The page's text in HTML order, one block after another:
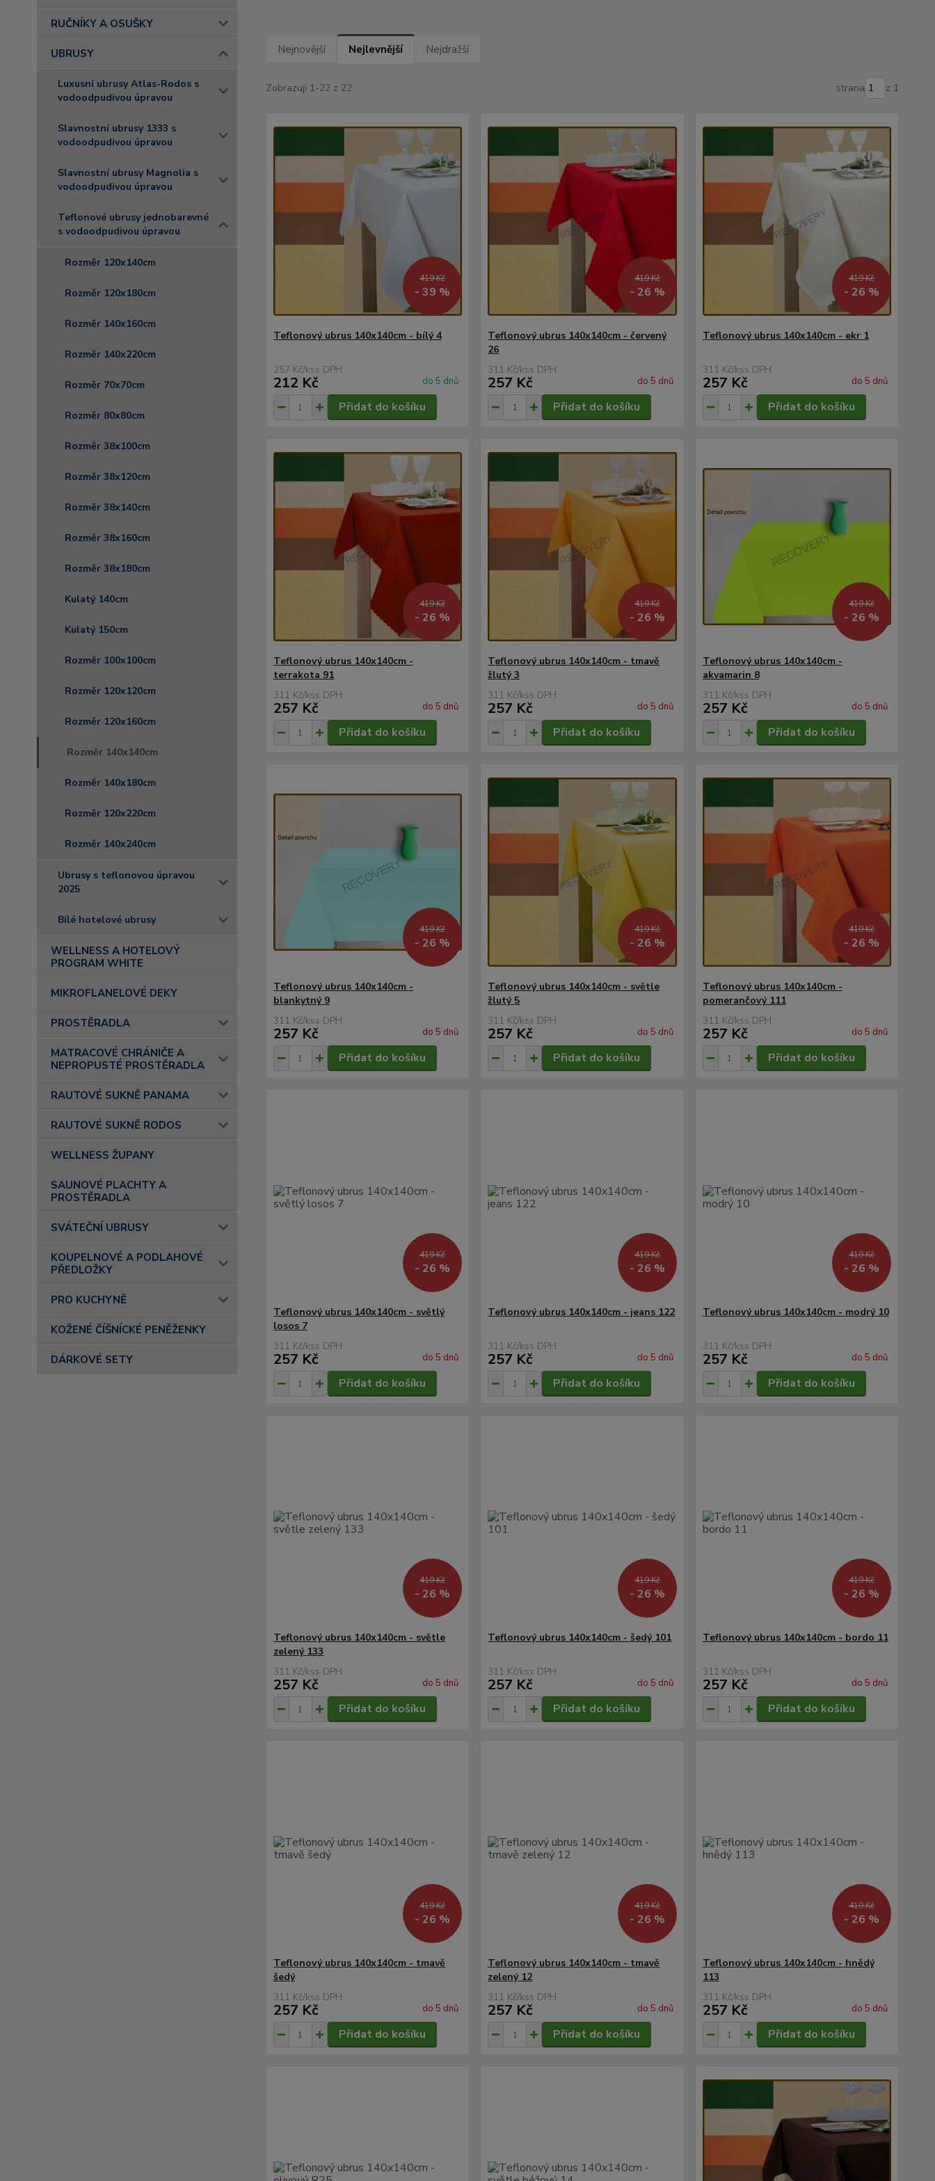
RUČNÍKY A OSUŠKY
UBRUSY
Luxusní ubrusy Atlas-Rodos s
vodoodpudivou úpravou
Slavnostní ubrusy 1333 s
vodoodpudivou úpravou
Slavnostní ubrusy Magnolia s
vodoodpudivou úpravou
Teflonové ubrusy jednobarevné
s vodoodpudivou úpravou
Rozměr 120x140cm
Rozměr 120x180cm
Rozměr 140x160cm
Rozměr 140x220cm
Rozměr 70x70cm
Rozměr 80x80cm
Rozměr 38x100cm
Rozměr 38x120cm
Rozměr 38x140cm
Rozměr 38x160cm
Rozměr 38x180cm
Kulatý 140cm
Kulatý 150cm
Rozměr 100x100cm
Rozměr 120x120cm
Rozměr 120x160cm
Rozměr 140x140cm
Rozměr 140x180cm
Rozměr 120x220cm
Rozměr 140x240cm
Ubrusy s teflonovou úpravou
2025
Bílé hotelové ubrusy
WELLNESS A HOTELOVÝ
PROGRAM WHITE
MIKROFLANELOVÉ DEKY
PROSTĚRADLA
MATRACOVÉ CHRÁNIČE A
NEPROPUSTÉ PROSTĚRADLA
RAUTOVÉ SUKNĚ PANAMA
RAUTOVÉ SUKNĚ RODOS
WELLNESS ŽUPANY
SAUNOVÉ PLACHTY A
PROSTĚRADLA
SVÁTEČNÍ UBRUSY
KOUPELNOVÉ A PODLAHOVÉ
PŘEDLOŽKY
PRO KUCHYNĚ
KOŽENÉ ČÍŠNÍCKÉ PENĚŽENKY
DÁRKOVÉ SETY
Nejnovější Nejlevnější Nejdražší
Zobrazuji 1-22 z 22 strana z 1
419 Kč
- 39 %
Teflonový ubrus 140x140cm - bílý 4
257 Kč/ks
212 Kč do 5 dnů
Přidat do košíku
419 Kč
- 26 %
Teflonový ubrus 140x140cm - červený
26
311 Kč/ks
257 Kč do 5 dnů
Přidat do košíku
419 Kč
- 26 %
Teflonový ubrus 140x140cm - ekr 1
311 Kč/ks
257 Kč do 5 dnů
Přidat do košíku
419 Kč
- 26 %
Teflonový ubrus 140x140cm -
terrakota 91
311 Kč/ks
257 Kč do 5 dnů
Přidat do košíku
419 Kč
- 26 %
Teflonový ubrus 140x140cm - tmavě
žlutý 3
311 Kč/ks
257 Kč do 5 dnů
Přidat do košíku
419 Kč
- 26 %
Teflonový ubrus 140x140cm -
akvamarin 8
311 Kč/ks
257 Kč do 5 dnů
Přidat do košíku
419 Kč
- 26 %
Teflonový ubrus 140x140cm -
blankytný 9
311 Kč/ks
257 Kč do 5 dnů
Přidat do košíku
419 Kč
- 26 %
Teflonový ubrus 140x140cm - světle
žlutý 5
311 Kč/ks
257 Kč do 5 dnů
Přidat do košíku
419 Kč
- 26 %
Teflonový ubrus 140x140cm -
pomerančový 111
311 Kč/ks
257 Kč do 5 dnů
Přidat do košíku
419 Kč
- 26 %
Teflonový ubrus 140x140cm - světlý
losos 7
311 Kč/ks
257 Kč do 5 dnů
Přidat do košíku
419 Kč
- 26 %
Teflonový ubrus 140x140cm - jeans 122
311 Kč/ks
257 Kč do 5 dnů
Přidat do košíku
419 Kč
- 26 %
Teflonový ubrus 140x140cm - modrý 10
311 Kč/ks
257 Kč do 5 dnů
Přidat do košíku
419 Kč
- 26 %
Teflonový ubrus 140x140cm - světle
zelený 133
311 Kč/ks
257 Kč do 5 dnů
Přidat do košíku
419 Kč
- 26 %
Teflonový ubrus 140x140cm - šedý 101
311 Kč/ks
257 Kč do 5 dnů
Přidat do košíku
419 Kč
- 26 %
Teflonový ubrus 140x140cm - bordo 11
311 Kč/ks
257 Kč do 5 dnů
Přidat do košíku
419 Kč
- 26 %
Teflonový ubrus 140x140cm - tmavě
šedý
311 Kč/ks
257 Kč do 5 dnů
Přidat do košíku
419 Kč
- 26 %
Teflonový ubrus 140x140cm - tmavě
zelený 12
311 Kč/ks
257 Kč do 5 dnů
Přidat do košíku
419 Kč
- 26 %
Teflonový ubrus 140x140cm - hnědý
113
311 Kč/ks
257 Kč do 5 dnů
Přidat do košíku